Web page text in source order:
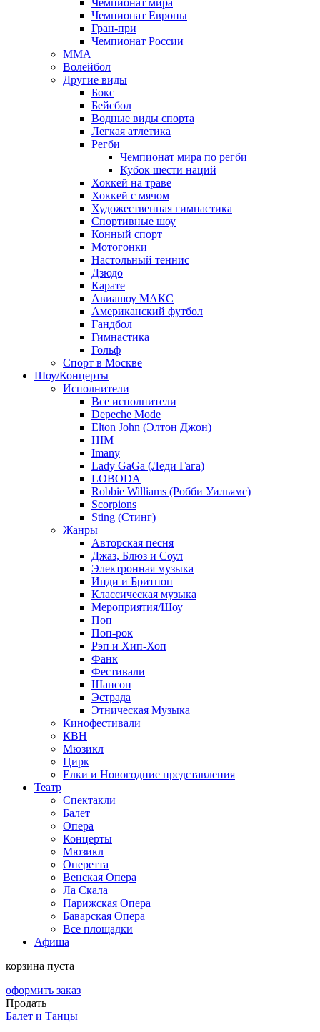
Чемпионат мира
Чемпионат Европы
Гран-при
Чемпионат России
MMA
Волейбол
Другие виды
Бокс
Бейсбол
Водные виды спорта
Легкая атлетика
Регби
Чемпионат мира по регби
Кубок шести наций
Хоккей на траве
Хоккей с мячом
Художественная гимнастика
Спортивные шоу
Конный спорт
Мотогонки
Настольный теннис
Дзюдо
Карате
Авиашоу МАКС
Американский футбол
Гандбол
Гимнастика
Гольф
Спорт в Москве
Шоу/Концерты
Исполнители
Все исполнители
Depeche Mode
Elton John (Элтон Джон)
HIM
Imany
Lady GaGa (Леди Гага)
LOBODA
Robbie Williams (Робби Уильямс)
Scorpions
Sting (Стинг)
Жанры
Авторская песня
Джаз, Блюз и Соул
Электронная музыка
Инди и Бритпоп
Классическая музыка
Мероприятия/Шоу
Поп
Поп-рок
Рэп и Хип-Хоп
Фанк
Фестивали
Шансон
Эстрада
Этническая Музыка
Кинофестивали
КВН
Мюзикл
Цирк
Елки и Новогодние представления
Театр
Спектакли
Балет
Опера
Концерты
Мюзикл
Оперетта
Венская Опера
Ла Скала
Парижская Опера
Баварская Опера
Все площадки
Афиша
корзина пуста
оформить заказ
Продать
Балет и Танцы